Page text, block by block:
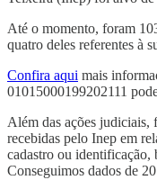
Até o momento, foram
quatro deles referentes à
Confira aqui mais
01015000199202111
Além das ações judiciais,
recebidas pelo Inep em
cadastro ou identificação,
Conseguimos dados de